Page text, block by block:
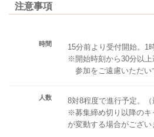
注意事項
時間
15分前より受付開始。1
※開始時刻から30分以上
参加をご遠慮いただい
人数
8対8程度で進行予定。（
※募集締め切り以降のキ
が変動する場合がござい